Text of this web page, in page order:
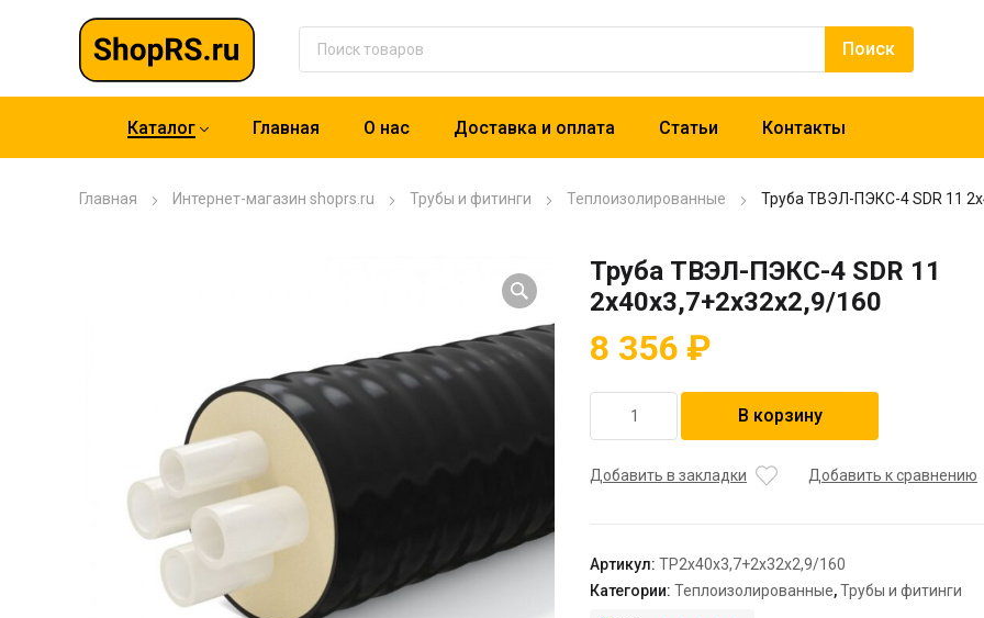
Каталог Главная О нас Доставка и оплата Статьи Контакты
Главная Интернет-магазин shoprs.ru Трубы и фитинги Теплоизолированные Труба ТВЭЛ-ПЭКС-4 SDR 11
Труба ТВЭЛ-ПЭКС-4 SDR 11
2х40х3,7+2х32х2,9/160
8 356 ₽
товара
ТВЭЛ-
2х40х3,7+2х32х2,9/160
В корзину
Добавить в закладки Добавить к сравнению
Артикул: TP2х40х3,7+2х32х2,9/160
Категории: Теплоизолированные,Трубы и фитинги